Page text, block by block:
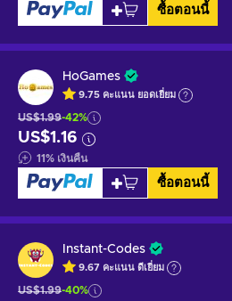
ซื้อตอนนี้
HoGames
9.75 คะแนน ยอดเยี่ยม
US$1.99-42%
US$1.16
11% เงินคืน
ซื้อตอนนี้
Instant-Codes
9.67 คะแนน ดีเยี่ยม
US$1.99-40%